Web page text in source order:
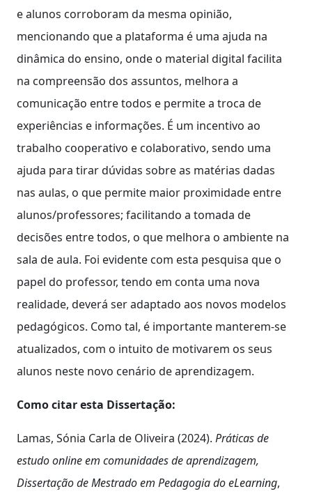
e alunos corroboram da mesma opinião,
mencionando que a plataforma é uma ajuda na
dinâmica do ensino, onde o material digital facilita
na compreensão dos assuntos, melhora a
comunicação entre todos e permite a troca de
experiências e informações. É um incentivo ao
trabalho cooperativo e colaborativo, sendo uma
ajuda para tirar dúvidas sobre as matérias dadas
nas aulas, o que permite maior proximidade entre
alunos/professores; facilitando a tomada de
decisões entre todos, o que melhora o ambiente na
sala de aula. Foi evidente com esta pesquisa que o
papel do professor, tendo em conta uma nova
realidade, deverá ser adaptado aos novos modelos
pedagógicos. Como tal, é importante manterem-se
atualizados, com o intuito de motivarem os seus
alunos neste novo cenário de aprendizagem.
Como citar esta Dissertação:
Lamas, Sónia Carla de Oliveira (2024). Práticas de
estudo online em comunidades de aprendizagem,
Dissertação de Mestrado em Pedagogia do eLearning,